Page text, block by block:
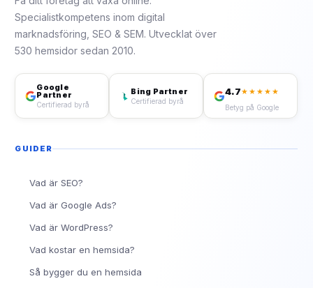
Specialistkompetens inom digital
marknadsföring, SEO & SEM. Utvecklat över
530 hemsidor sedan 2010.
Google
Partner
Certifierad byrå
Bing Partner
Certifierad byrå
4.7★★★★★
Betyg på Google
GUIDER
Vad är SEO?
Vad är Google Ads?
Vad är WordPress?
Vad kostar en hemsida?
Så bygger du en hemsida